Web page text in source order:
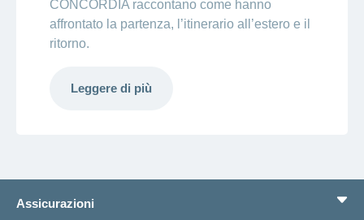
CONCORDIA raccontano come hanno
affrontato la partenza, l’itinerario all’estero e il
ritorno.
Leggere di più
Assicurazioni